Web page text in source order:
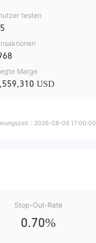
testen
Marge
USD
： 2026-08-06 17:00:00
Stop-Out-Rate
0.70%